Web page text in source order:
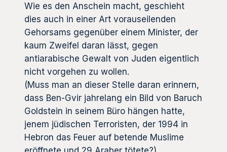
Wie es den Anschein macht, geschieht
dies auch in einer Art vorauseilenden
Gehorsams gegenüber einem Minister, der
kaum Zweifel daran lässt, gegen
antiarabische Gewalt von Juden eigentlich
nicht vorgehen zu wollen.
(Muss man an dieser Stelle daran erinnern,
dass Ben-Gvir jahrelang ein Bild von Baruch
Goldstein in seinem Büro hängen hatte,
jenem jüdischen Terroristen, der 1994 in
Hebron das Feuer auf betende Muslime